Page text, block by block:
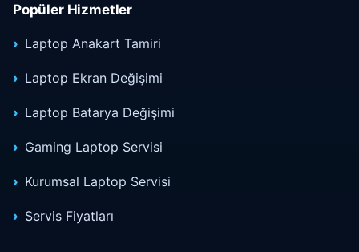
Popüler Hizmetler
Laptop Anakart Tamiri
Laptop Ekran Değişimi
Laptop Batarya Değişimi
Gaming Laptop Servisi
Kurumsal Laptop Servisi
Servis Fiyatları